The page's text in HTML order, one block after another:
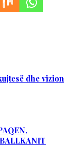
dhe vizion